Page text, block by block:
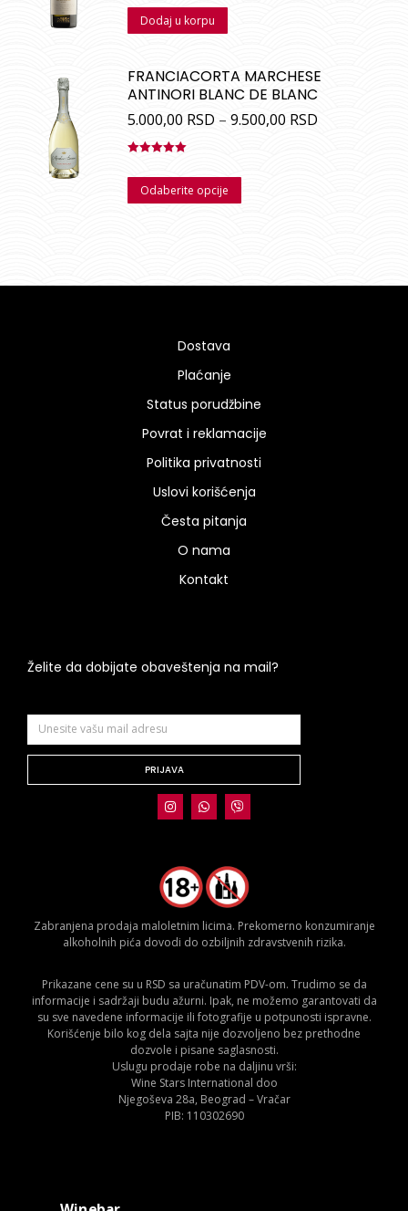
sa5.00od
Dodaj u korpu
FRANCIACORTA MARCHESE
ANTINORI BLANC DE BLANC
5.000,00 RSD – 9.500,00 RSD
sa5.00od
Odaberite opcije
Dostava
Plaćanje
Status porudžbine
Povrat i reklamacije
Politika privatnosti
Uslovi korišćenja
Česta pitanja
O nama
Kontakt
Želite da dobijate obaveštenja na mail?
PRIJAVA
Zabranjena prodaja maloletnim licima. Prekomerno konzumiranje
alkoholnih pića dovodi do ozbiljnih zdravstvenih rizika.
Prikazane cene su u RSD sa uračunatim PDV-om. Trudimo se da
informacije i sadržaji budu ažurni. Ipak, ne možemo garantovati da
su sve navedene informacije ili fotografije u potpunosti ispravne.
Korišćenje bilo kog dela sajta nije dozvoljeno bez prethodne
dozvole i pisane saglasnosti.
Uslugu prodaje robe na daljinu vrši:
Wine Stars International doo
Njegoševa 28a, Beograd – Vračar
PIB: 110302690